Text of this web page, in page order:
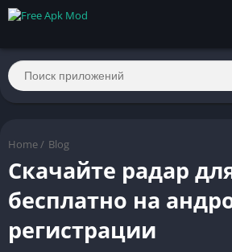
Home / Blog
Скачайте радар
бесплатно на
регистрации